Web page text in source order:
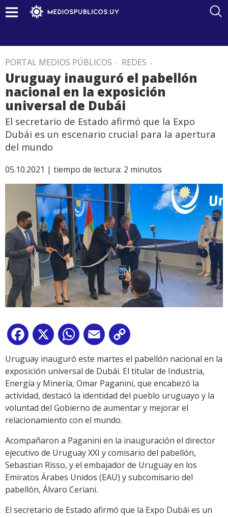
PORTAL MEDIOS PÚBLICOS . REDES .
Uruguay inauguró el pabellón
nacional en la exposición
universal de Dubái
El secretario de Estado afirmó que la Expo
Dubái es un escenario crucial para la apertura
del mundo
05.10.2021 | tiempo de lectura: 2 minutos
Facebook
X WhatsApp
Email
Link
Uruguay inauguró este martes el pabellón nacional en la
exposición universal de Dubái. El titular de Industria,
Energía y Minería, Omar Paganini, que encabezó la
actividad, destacó la identidad del pueblo uruguayo y la
voluntad del Gobierno de aumentar y mejorar el
relacionamiento con el mundo.
Acompañaron a Paganini en la inauguración el director
ejecutivo de Uruguay XXI y comisario del pabellón,
Sebastian Risso, y el embajador de Uruguay en los
Emiratos Árabes Unidos (EAU) y subcomisario del
pabellón, Álvaro Ceriani.
El secretario de Estado afirmó que la Expo Dubái es un